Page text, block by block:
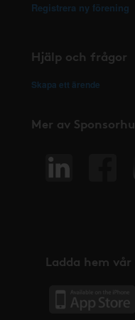
Registrera ny förening
Hjälp och frågor
Skapa ett ärende
Mer av
Ladda hem